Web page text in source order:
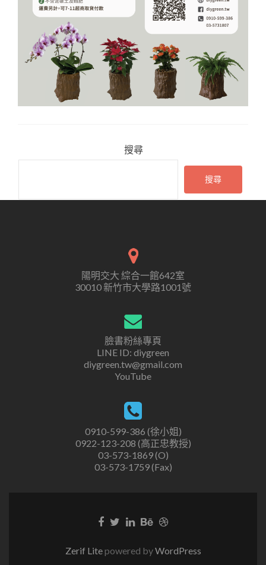
搜尋
搜尋
陽明交大 綜合一館642室
30010 新竹市大學路1001號
臉書粉絲專頁
LINE ID: diygreen
diygreen.tw@gmail.com
YouTube
0910-599-386 (徐小姐)
0922-123-208 (高正忠教授)
03-573-1869 (O)
03-573-1759 (Fax)
Zerif Litepowered byWordPress